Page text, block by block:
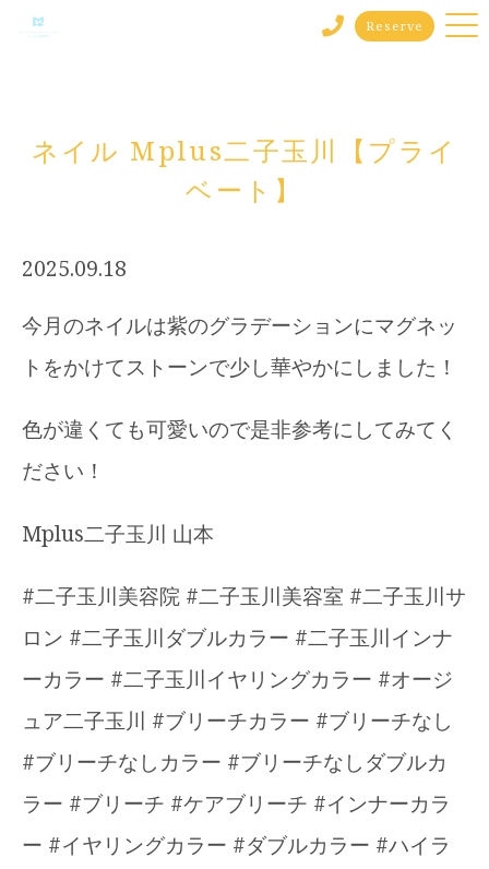
Reserve
ネイル Mplus二子玉川【プライ
ベート】
2025.09.18
今月のネイルは紫のグラデーションにマグネッ
トをかけてストーンで少し華やかにしました！
色が違くても可愛いので是非参考にしてみてく
ださい！
Mplus二子玉川 山本
#二子玉川美容院 #二子玉川美容室 #二子玉川サ
ロン #二子玉川ダブルカラー #二子玉川インナ
ーカラー #二子玉川イヤリングカラー #オージ
ュア二子玉川 #ブリーチカラー #ブリーチなし
#ブリーチなしカラー #ブリーチなしダブルカ
ラー #ブリーチ #ケアブリーチ #インナーカラ
ー #イヤリングカラー #ダブルカラー #ハイラ